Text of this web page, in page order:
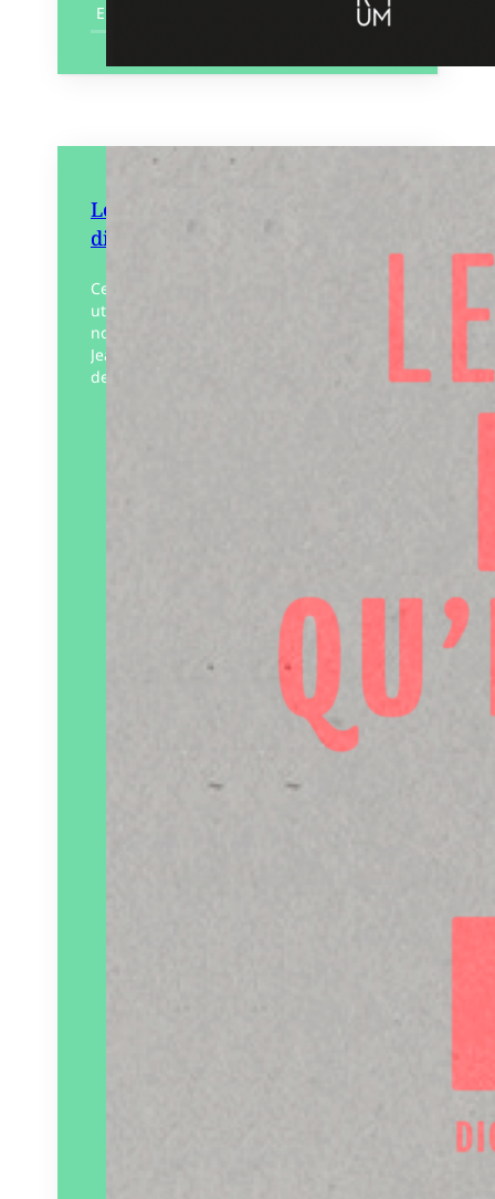
En savoir plus
Les Mots qu’il nous faut –
dictionnaire lumiluttant
Ce dictionnaire poétique, réjouissant et
utopiste est le fruit d’une collecte de mots
nouveaux par le bureau des mots de
Jeanne Henin, exprimant des situations,
des émotions, des…